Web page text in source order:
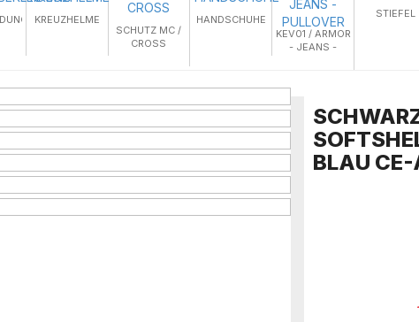
KREUZHELME
SCHUTZ MC /
CROSS
HANDSCHUHE
KEV01 / ARMOR
- JEANS -
STIEFEL
BLAU